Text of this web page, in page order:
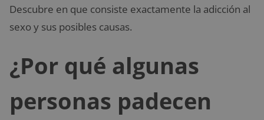
Descubre en que consiste exactamente la adicción al
sexo y sus posibles causas.
¿Por qué algunas
personas padecen